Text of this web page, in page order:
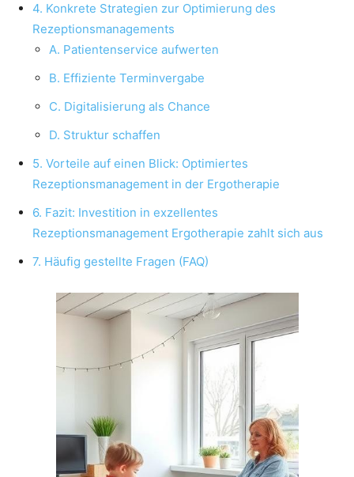
4. Konkrete Strategien zur Optimierung des
Rezeptionsmanagements
A. Patientenservice aufwerten
B. Effiziente Terminvergabe
C. Digitalisierung als Chance
D. Struktur schaffen
5. Vorteile auf einen Blick: Optimiertes
Rezeptionsmanagement in der Ergotherapie
6. Fazit: Investition in exzellentes
Rezeptionsmanagement Ergotherapie zahlt sich aus
7. Häufig gestellte Fragen (FAQ)